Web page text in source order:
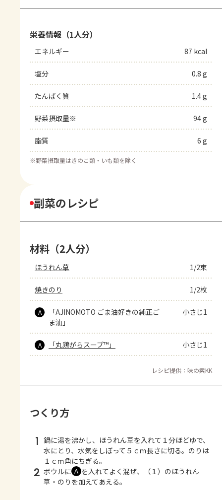
栄養情報（1人分）
エネルギー 87 kcal
塩分 0.8 g
たんぱく質 1.4 g
野菜摂取量※ 94 g
脂質 6 g
※野菜摂取量はきのこ類・いも類を除く
副菜のレシピ
材料（2人分）
ほうれん草 1/2束
焼きのり 1/2枚
A
「AJINOMOTO ごま油好きの純正ご
ま油」
小さじ1
A 「丸鶏がらスープ™」 小さじ1
レシピ提供：味の素KK
つくり方
1 鍋に湯を沸かし、ほうれん草を入れて１分ほどゆで、
水にとり、水気をしぼって５ｃｍ長さに切る。のりは
１ｃｍ角にちぎる。
2 ボウルに Ａ を入れてよく混ぜ、（１）のほうれん
草・のりを加えてあえる。